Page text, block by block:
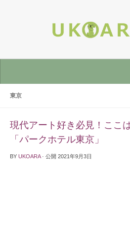
東京
現代アート好き必見！ここ
「パークホテル東京」
BY UKOARA · 公開 2021年9月3日